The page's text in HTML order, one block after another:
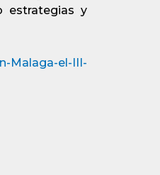
estrategias y
Malaga-el-III-